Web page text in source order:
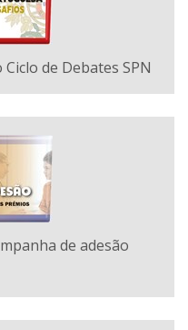
de Debates SPN
de adesão